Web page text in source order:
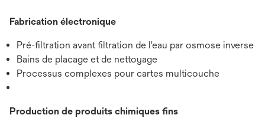
Fabrication électronique
Pré-filtration avant filtration de l'eau par osmose inverse
Bains de placage et de nettoyage
Processus complexes pour cartes multicouche
Production de produits chimiques fins